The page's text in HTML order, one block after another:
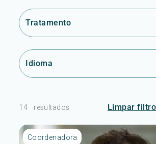
Tratamento
Idioma
14 resultados Limpar
Coordenadora